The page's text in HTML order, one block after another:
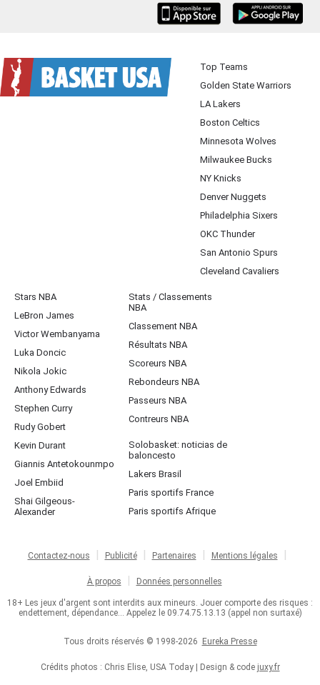
Top Teams
Golden State Warriors
LA Lakers
Boston Celtics
Minnesota Wolves
Milwaukee Bucks
NY Knicks
Denver Nuggets
Philadelphia Sixers
OKC Thunder
San Antonio Spurs
Cleveland Cavaliers
Stars NBA
LeBron James
Victor Wembanyama
Luka Doncic
Nikola Jokic
Anthony Edwards
Stephen Curry
Rudy Gobert
Kevin Durant
Giannis Antetokounmpo
Joel Embiid
Shai Gilgeous-
Alexander
Stats / Classements
NBA
Classement NBA
Résultats NBA
Scoreurs NBA
Rebondeurs NBA
Passeurs NBA
Contreurs NBA
Solobasket: noticias de
baloncesto
Lakers Brasil
Paris sportifs France
Paris sportifs Afrique
Contactez-nous Publicité Partenaires Mentions légales
À propos Données personnelles
18+ Les jeux d'argent sont interdits aux mineurs. Jouer comporte des risques :
endettement, dépendance... Appelez le 09.74.75.13.13 (appel non surtaxé)
Tous droits réservés © 1998-2026 Eureka Presse
Crédits photos : Chris Elise, USA Today | Design & code juxy.fr